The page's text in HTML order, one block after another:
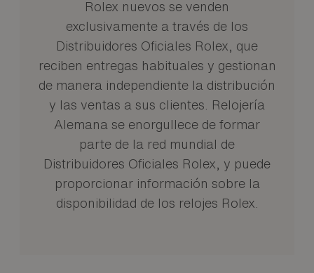
Rolex nuevos se venden
exclusivamente a través de los
Distribuidores Oficiales Rolex, que
reciben entregas habituales y gestionan
de manera independiente la distribución
y las ventas a sus clientes. Relojería
Alemana se enorgullece de formar
parte de la red mundial de
Distribuidores Oficiales Rolex, y puede
proporcionar información sobre la
disponibilidad de los relojes Rolex.